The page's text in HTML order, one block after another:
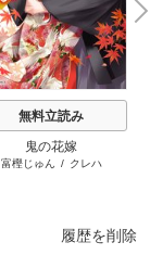
無料立読み
鬼の花嫁
富樫じゅん / クレハ
N
e
x
t
履歴を削除